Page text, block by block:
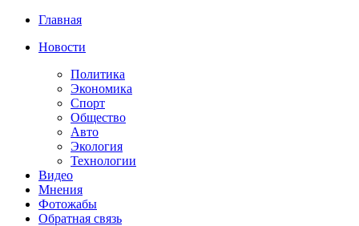
Главная
Новости
Политика
Экономика
Спорт
Общество
Авто
Экология
Технологии
Видео
Мнения
Фотожабы
Обратная связь